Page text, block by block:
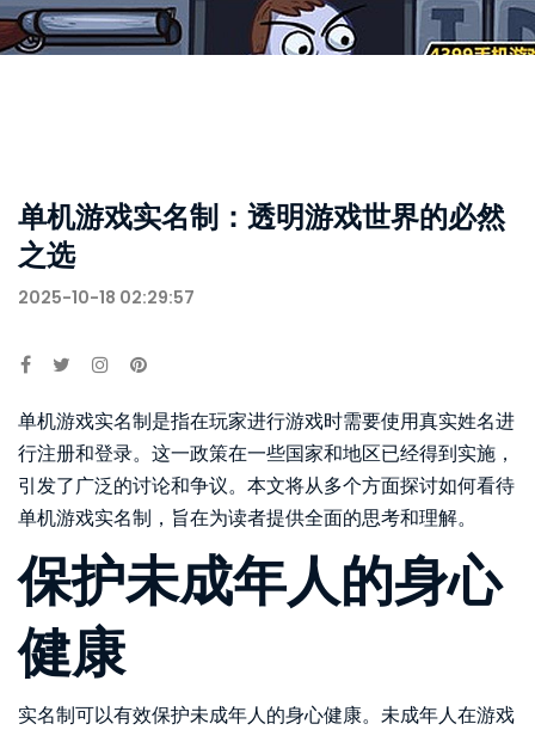
单机游戏实名制：透明游戏世界的必然
之选
2025-10-18 02:29:57
单机游戏实名制是指在玩家进行游戏时需要使用真实姓名进
行注册和登录。这一政策在一些国家和地区已经得到实施，
引发了广泛的讨论和争议。本文将从多个方面探讨如何看待
单机游戏实名制，旨在为读者提供全面的思考和理解。
保护未成年人的身心
健康
实名制可以有效保护未成年人的身心健康。未成年人在游戏